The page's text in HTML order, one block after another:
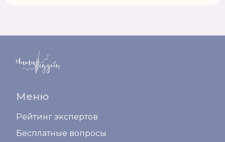
Меню
Рейтинг экспертов
Бесплатные вопросы